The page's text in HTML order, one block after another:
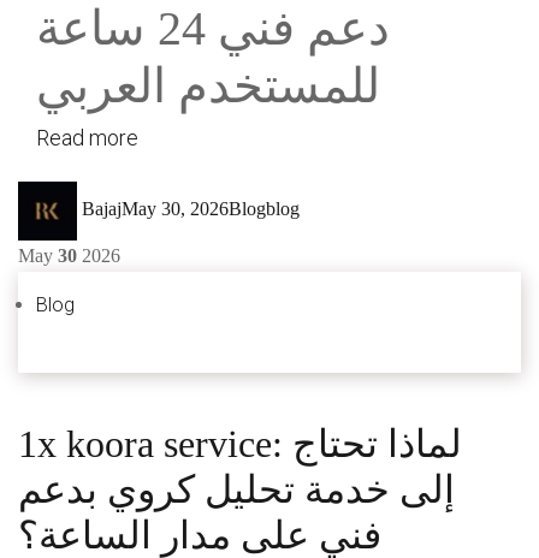
دعم فني 24 ساعة
للمستخدم العربي
Read more
BajajMay 30, 2026Blogblog
May 30 2026
Blog
1x koora service: لماذا تحتاج
إلى خدمة تحليل كروي بدعم
فني على مدار الساعة؟